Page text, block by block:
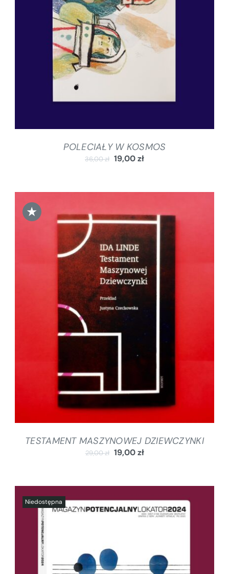
DODAJ DO KOSZYKA / SZCZEGÓŁY
POLECIAŁY W KOSMOS
36,00zł 19,00zł
★
DODAJ DO KOSZYKA / SZCZEGÓŁY
TESTAMENT MASZYNOWEJ DZIEWCZYNKI
29,00zł 19,00zł